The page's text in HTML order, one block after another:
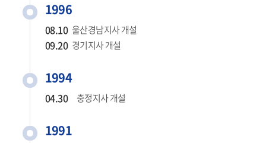
1996
08.10 울산경남지사 개설
09.20 경기지사 개설
1994
04.30 충정지사 개설
1991